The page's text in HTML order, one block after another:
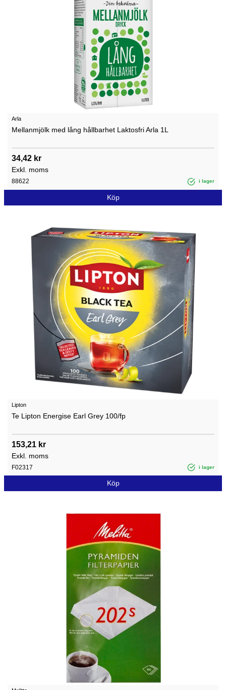
Arla
Mellanmjölk med lång hållbarhet Laktosfri Arla 1L
34,42 kr
Exkl. moms
88622 i lager
Köp
Lipton
Te Lipton Energise Earl Grey 100/fp
153,21 kr
Exkl. moms
F02317 i lager
Köp